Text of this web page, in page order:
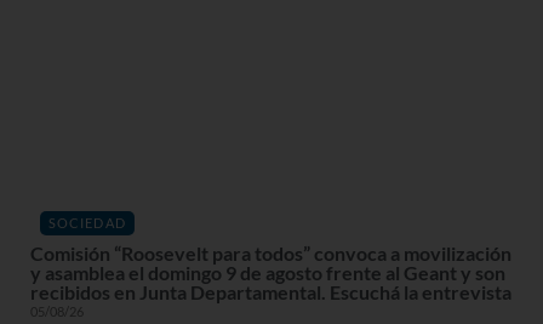
SOCIEDAD
Comisión “Roosevelt para todos” convoca a movilización
y asamblea el domingo 9 de agosto frente al Geant y son
recibidos en Junta Departamental. Escuchá la entrevista
05/08/26